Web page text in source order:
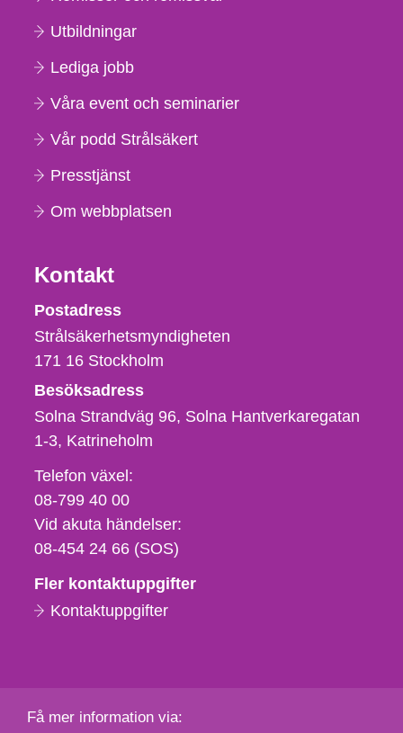
Utbildningar
Lediga jobb
Våra event och seminarier
Vår podd Strålsäkert
Presstjänst
Om webbplatsen
Kontakt
Strålsäkerhetsmyndigheten
Postadress
Strålsäkerhetsmyndigheten
171 16 Stockholm
Besöksadress
Solna Strandväg 96, Solna Hantverkaregatan
1-3 Katrineholm
Telefon,
fax
och
e-
Telefon växel:
08-799 40 00
Vid akuta händelser:
08-454 24 66 (SOS)
Fler kontaktuppgifter
Kontaktuppgifter
Få mer information via: